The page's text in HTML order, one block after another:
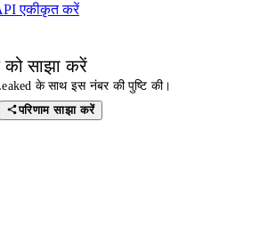
एकीकृत करें
साझा करें
के साथ इस नंबर की पुष्टि की।
परिणाम साझा करें